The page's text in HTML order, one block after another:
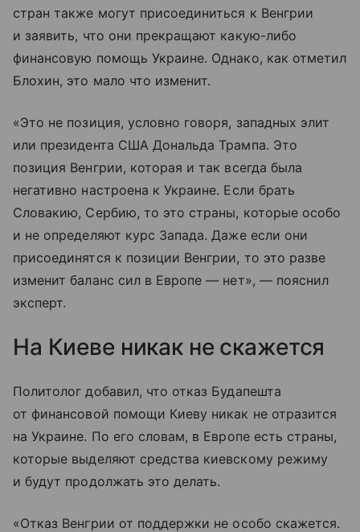
стран также могут присоединиться к Венгрии
и заявить, что они прекращают какую-либо
финансовую помощь Украине. Однако, как отметил
Блохин, это мало что изменит.
«Это не позиция, условно говоря, западных элит
или президента США Дональда Трампа. Это
позиция Венгрии, которая и так всегда была
негативно настроена к Украине. Если брать
Словакию, Сербию, то это страны, которые особо
и не определяют курс Запада. Даже если они
присоединятся к позиции Венгрии, то это разве
изменит баланс сил в Европе — нет», — пояснил
эксперт.
На Киеве никак не скажется
Политолог добавил, что отказ Будапешта
от финансовой помощи Киеву никак не отразится
на Украине. По его словам, в Европе есть страны,
которые выделяют средства киевскому режиму
и будут продолжать это делать.
«Отказ Венгрии от поддержки не особо скажется.